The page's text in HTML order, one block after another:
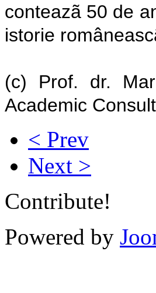
conteazã 50 de
istorie
(c) Prof. dr.
Academic
< Prev
Next >
Contribute!
Powered by